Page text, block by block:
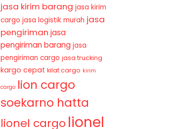
jasa kirim barang jasa kirim
cargo jasa logistik murah jasa
pengiriman jasa
pengiriman barang jasa
pengiriman cargo jasa trucking
kargo cepat kilat cargo kirim
cargo lion cargo
soekarno hatta
lionel cargo lionel